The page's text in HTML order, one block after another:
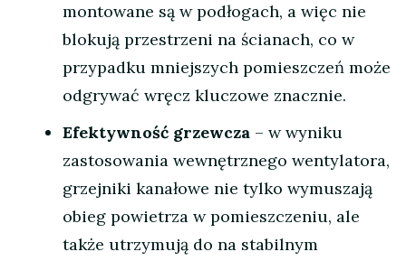
montowane są w podłogach, a więc nie
blokują przestrzeni na ścianach, co w
przypadku mniejszych pomieszczeń może
odgrywać wręcz kluczowe znacznie.
Efektywność grzewcza – w wyniku
zastosowania wewnętrznego wentylatora,
grzejniki kanałowe nie tylko wymuszają
obieg powietrza w pomieszczeniu, ale
także utrzymują do na stabilnym